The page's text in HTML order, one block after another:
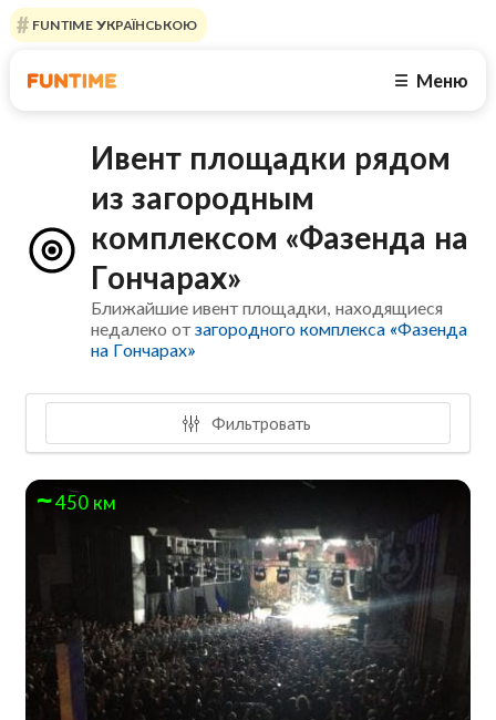
FUNTIME УКРАЇНСЬКОЮ
☰ Меню
Ивент площадки рядом
из загородным
комплексом «Фазенда на
Гончарах»
Ближайшие ивент площадки, находящиеся
недалеко отзагородного комплекса «Фазенда
на Гончарах»
Фильтровать
450 км